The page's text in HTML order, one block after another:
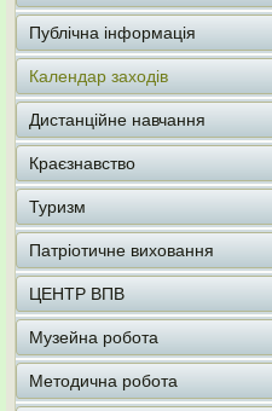
Публічна інформація
Календар заходів
Дистанційне навчання
Краєзнавство
Туризм
Патріотичне виховання
ЦЕНТР ВПВ
Музейна робота
Методична робота